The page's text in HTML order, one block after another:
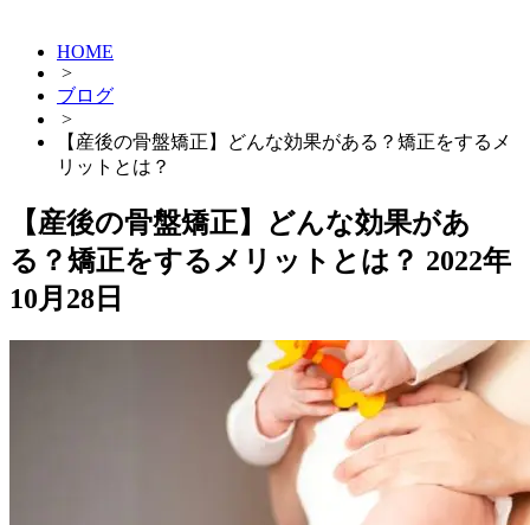
HOME
>
ブログ
>
【産後の骨盤矯正】どんな効果がある？矯正をするメ
リットとは？
【産後の骨盤矯正】どんな効果があ
る？矯正をするメリットとは？ 2022年
10月28日